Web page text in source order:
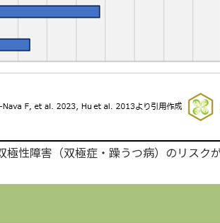
性障害（双極症・躁うつ病）のリスク